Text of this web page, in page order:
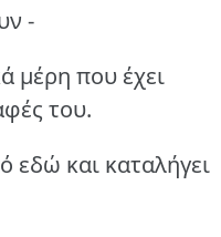
-
μέρη που έχει
του.
εδώ και καταλήγει